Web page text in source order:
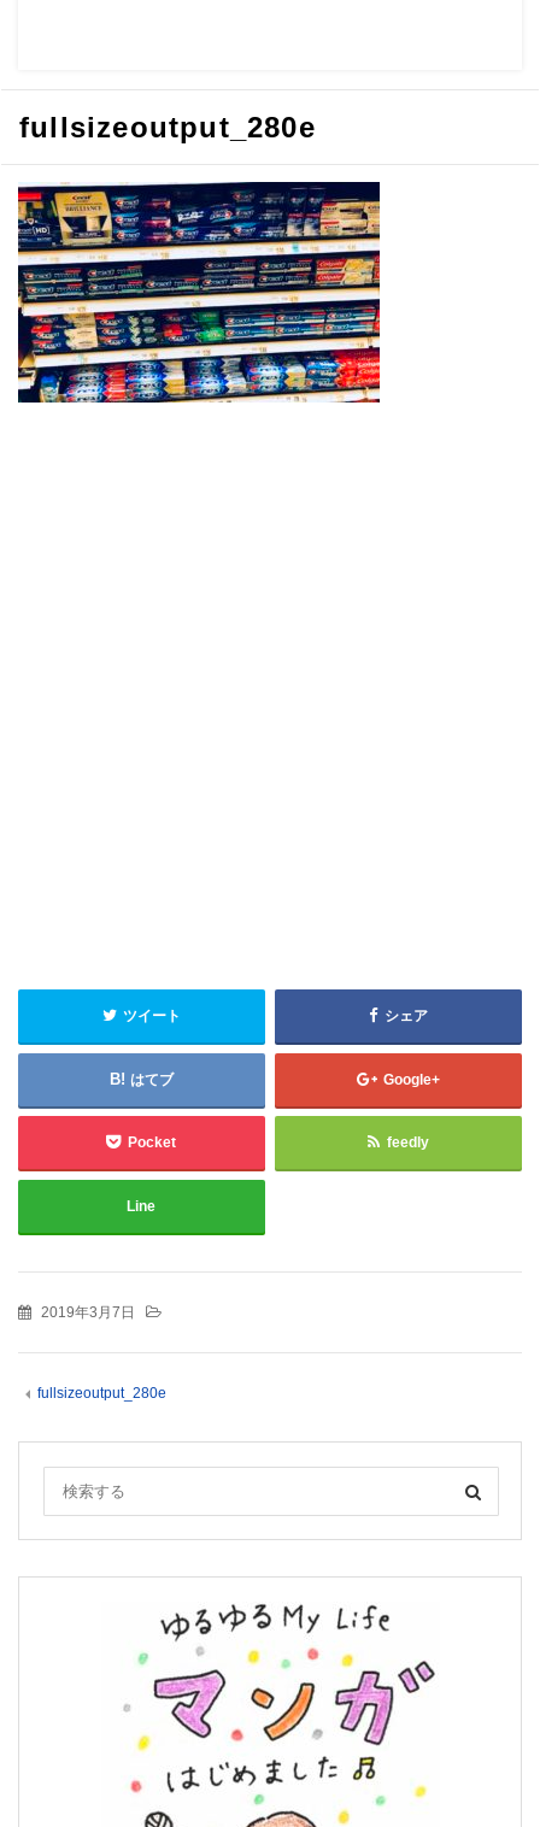
fullsizeoutput_280e
ツイート シェア
はてブ Google+
Pocket feedly
Line
2019年3月7日
fullsizeoutput_280e